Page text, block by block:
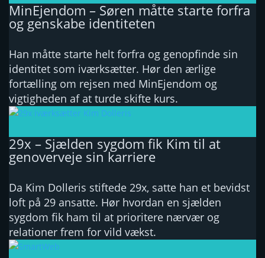
MinEjendom – Søren måtte starte forfra
og genskabe identiteten
Han måtte starte helt forfra og genopfinde sin
identitet som iværksætter. Hør den ærlige
fortælling om rejsen med MinEjendom og
vigtigheden af at turde skifte kurs.
29x – Sjælden sygdom fik Kim til at
genoverveje sin karriere
Da Kim Dolleris stiftede 29x, satte han et bevidst
loft på 29 ansatte. Hør hvordan en sjælden
sygdom fik ham til at prioritere nærvær og
relationer frem for vild vækst.